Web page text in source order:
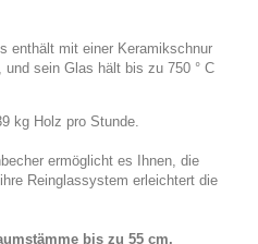
enthält mit einer Keramikschnur
sein Glas hält bis zu 750 ° C
kg Holz pro Stunde.
ermöglicht es Ihnen, die
Reinglassystem erleichtert die
bis zu 55 cm.